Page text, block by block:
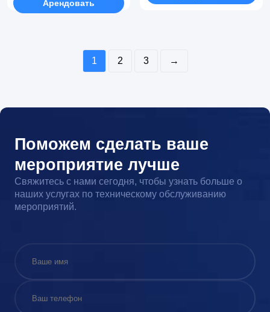
Арендовать
1 2 3 →
Поможем сделать ваше
мероприятие лучше
Свяжитесь с нами сегодня, чтобы узнать больше о
наших услугах по техническому обслуживанию
мероприятий.